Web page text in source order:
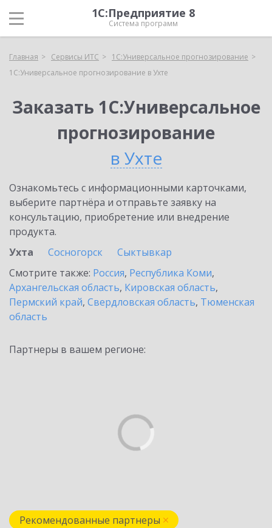
1С:Предприятие 8
Система программ
Главная Сервисы ИТС
1С:Универсальное прогнозирование
1С:Универсальное прогнозирование в Ухте
Заказать 1С:Универсальное
прогнозирование
в Ухте
Ознакомьтесь с информационными карточками,
выберите партнёра и отправьте заявку на
консультацию, приобретение или внедрение
продукта.
Ухта
Сосногорск
Сыктывкар
Смотрите также: Россия, Республика Коми,
Архангельская область, Кировская область,
Пермский край, Свердловская область, Тюменская
область
Партнеры в вашем регионе:
Рекомендованные партнеры